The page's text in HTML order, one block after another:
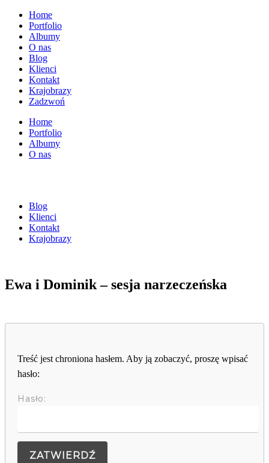
Home
Portfolio
Albumy
O nas
Blog
Klienci
Kontakt
Krajobrazy
Zadzwoń
Home
Portfolio
Albumy
O nas
Blog
Klienci
Kontakt
Krajobrazy
Ewa i Dominik – sesja narzeczeńska
Treść jest chroniona hasłem. Aby ją zobaczyć, proszę wpisać
hasło:
Hasło: